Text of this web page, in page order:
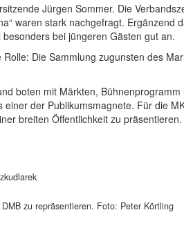
Jürgen Sommer. Die
waren stark nachgefragt. Ergänzend
bei jüngeren Gästen gut an.
Die Sammlung zugunsten des
boten mit Märkten, Bühnenprogramm
der Publikumsmagnete. Für die
breiten Öffentlichkeit zu präsentieren.
zu repräsentieren. Foto: Peter Körtling